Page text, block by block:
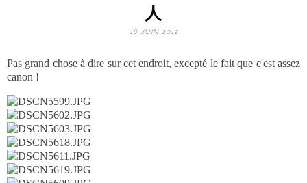
人
16 JUIN 2012
Pas grand chose à dire sur cet endroit, excepté le fait que c'est assez
canon !